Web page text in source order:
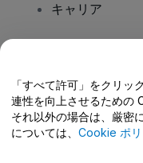
キャリア
ヘルプセンタ
「すべて許可」をクリ
連性を向上させるための
それ以外の場合は、厳密
については、 Cookie ポ